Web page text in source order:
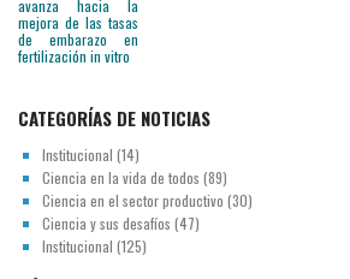
CATEGORÍAS DE NOTICIAS
Institucional (14)
Ciencia en la vida de todos (89)
Ciencia en el sector productivo (30)
Ciencia y sus desafíos (47)
Institucional (125)